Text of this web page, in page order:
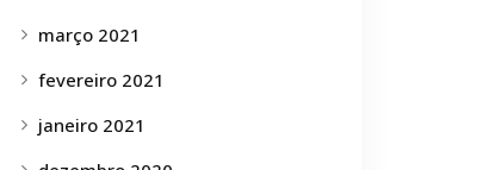
março 2021
fevereiro 2021
janeiro 2021